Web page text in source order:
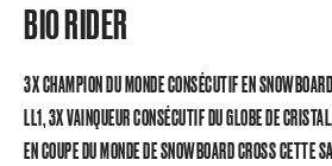
BIO RIDER
3X CHAMPION DU MONDE CONSÉCUTIF EN
LL1, 3X VAINQUEUR CONSÉCUTIF DU GLOBE DE
EN COUPE DU MONDE DE SNOWBOARD CROSS CETTE